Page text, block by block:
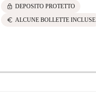
lock DEPOSITO PROTETTO
euro ALCUNE BOLLETTE INCLUSE